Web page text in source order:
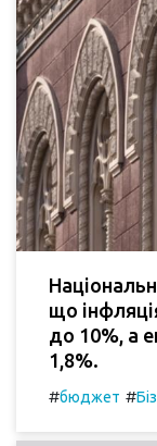
що
до 10%, а
1,8%.
#бюджет #